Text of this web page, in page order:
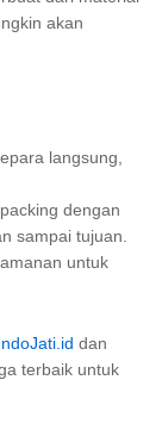
akan
langsung,
dengan
sampai tujuan.
untuk
dan
terbaik untuk